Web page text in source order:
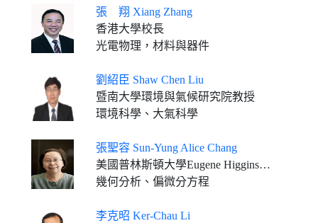
張 翔 Xiang Zhang
香港大學校長
光電物理，材料與器件
劉紹臣 Shaw Chen Liu
暨南大學環境與氣候研究院教授
環境科學、大氣科學
張聖容 Sun-Yung Alice Chang
美國普林斯頓大學Eugene Higgins數學講座教授
幾何分析、偏微分方程
李克昭 Ker-Chau Li